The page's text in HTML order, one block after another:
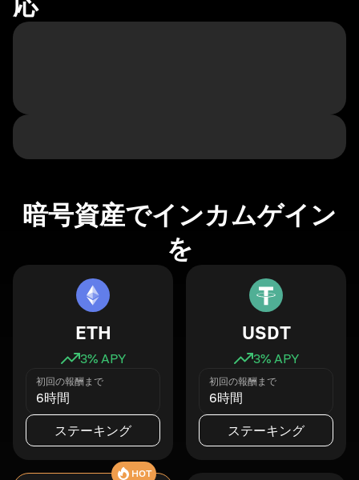
暗号資産でインカムゲイン
を
ETH
3% APY
初回の報酬まで
6時間
ステーキング
USDT
3% APY
初回の報酬まで
6時間
ステーキング
HOT